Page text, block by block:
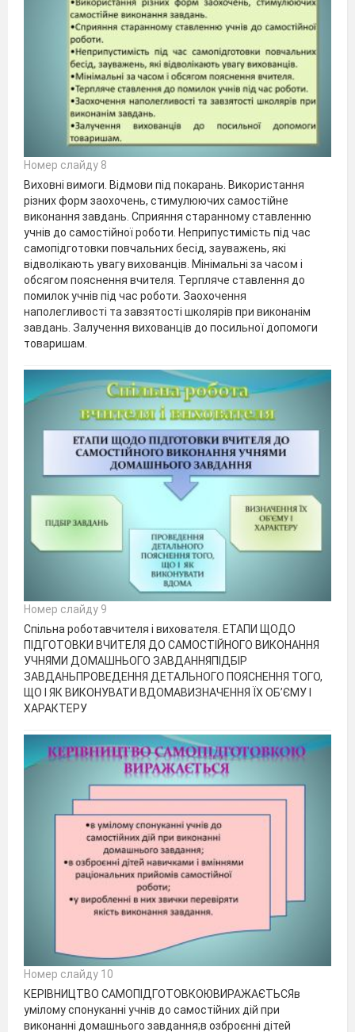
Номер слайду 8
Виховні вимоги. Відмови під покарань. Використання
різних форм заохочень, стимулюючих самостійне
виконання завдань. Сприяння старанному ставленню
учнів до самостійної роботи. Неприпустимість під час
самопідготовки повчальних бесід, зауважень, які
відволікають увагу вихованців. Мінімальні за часом і
обсягом пояснення вчителя. Терпляче ставлення до
помилок учнів під час роботи. Заохочення
наполегливості та завзятості школярів при виконанім
завдань. Залучення вихованців до посильної допомоги
товаришам.
Номер слайду 9
Спільна роботавчителя і вихователя. ЕТАПИ ЩОДО
ПІДГОТОВКИ ВЧИТЕЛЯ ДО САМОСТІЙНОГО ВИКОНАННЯ
УЧНЯМИ ДОМАШНЬОГО ЗАВДАННЯПІДБІР
ЗАВДАНЬПРОВЕДЕННЯ ДЕТАЛЬНОГО ПОЯСНЕННЯ ТОГО,
ЩО І ЯК ВИКОНУВАТИ ВДОМАВИЗНАЧЕННЯ ЇХ ОБ’ЄМУ І
ХАРАКТЕРУ
Номер слайду 10
КЕРІВНИЦТВО САМОПІДГОТОВКОЮВИРАЖАЄТЬСЯв
умілому спонуканні учнів до самостійних дій при
виконанні домашнього завдання;в озброєнні дітей